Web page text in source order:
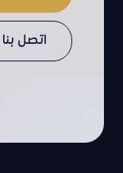
اتصل بنا